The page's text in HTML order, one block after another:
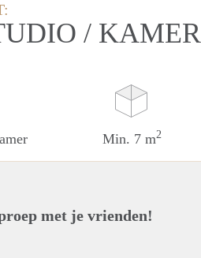
/
Min. 7 m2
met je vrienden!